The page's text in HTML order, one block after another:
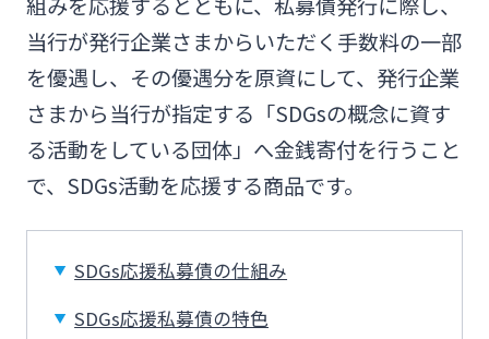
私募債
その他
閉じる
国債
閉じる
Web伝票作成サービス
変更届出書作成サービス
代金回収サービス
売上金ATM収納サービス
シンジケートローン
SDGs宣言企業紹介
地域密着型支援
海外進出支援
ログオン
みやぎんMikatanoシリーズ
ログオン
当行が発行企業さまからいただく手数料の一部
を優遇し、その優遇分を原資にして、発行企業
さまから当行が指定する「SDGsの概念に資す
る活動をしている団体」へ金銭寄付を行うこと
で、SDGs活動を応援する商品です。
SDGs応援私募債の仕組み
SDGs応援私募債の特色